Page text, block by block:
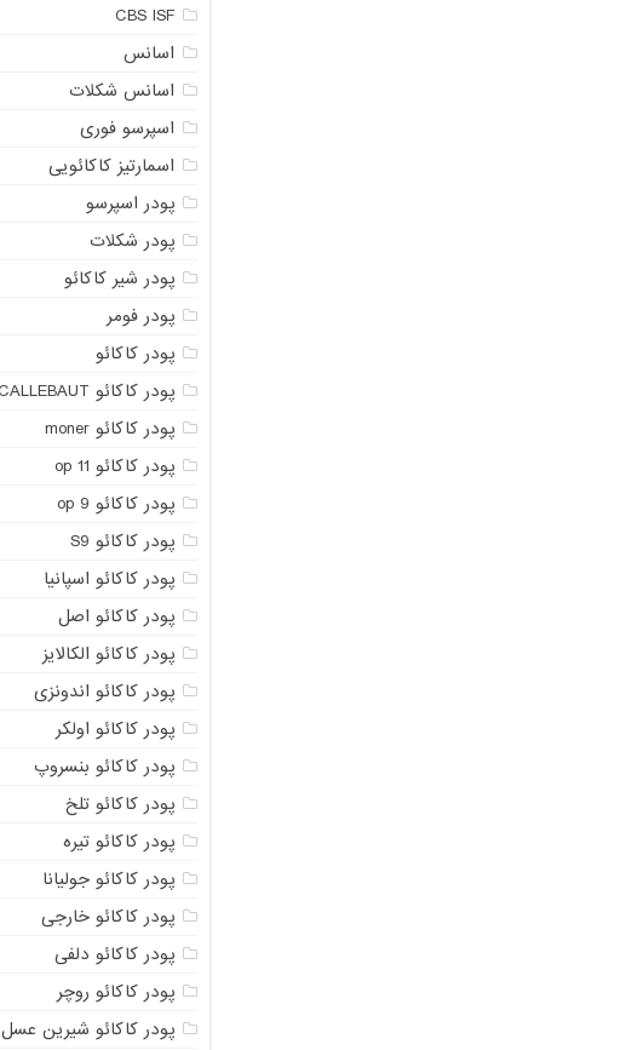
CBS ISF
اسانس
اسانس شکلات
اسپرسو فوری
اسمارتیز کاکائویی
پودر اسپرسو
پودر شکلات
پودر شیر کاکائو
پودر فومر
پودر کاکائو
پودر کاکائو BARRY CALLEBAUT
پودر کاکائو moner
پودر کاکائو op 11
پودر کاکائو op 9
پودر کاکائو S9
پودر کاکائو اسپانیا
پودر کاکائو اصل
پودر کاکائو الکالایز
پودر کاکائو اندونزی
پودر کاکائو اولکر
پودر کاکائو بنسروپ
پودر کاکائو تلخ
پودر کاکائو تیره
پودر کاکائو جولیانا
پودر کاکائو خارجی
پودر کاکائو دلفی
پودر کاکائو روچر
پودر کاکائو شیرین عسل